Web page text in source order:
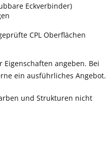
Eckverbinder)
CPL Oberflächen
angeben. Bei
ein ausführliches Angebot.
und Strukturen nicht